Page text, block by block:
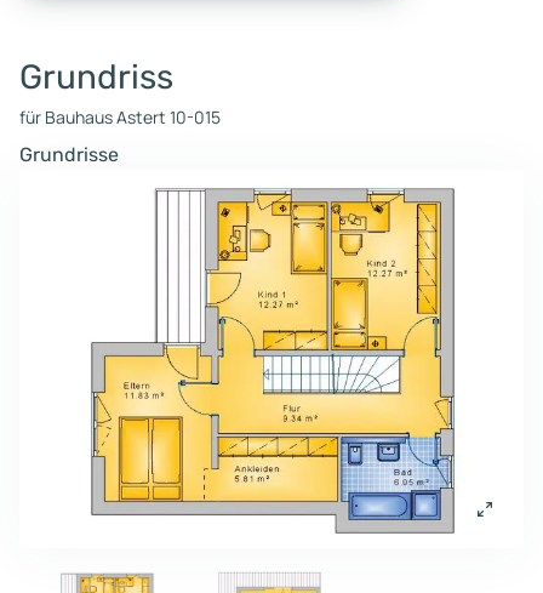
Grundriss
für Bauhaus Astert 10-015
Grundrisse